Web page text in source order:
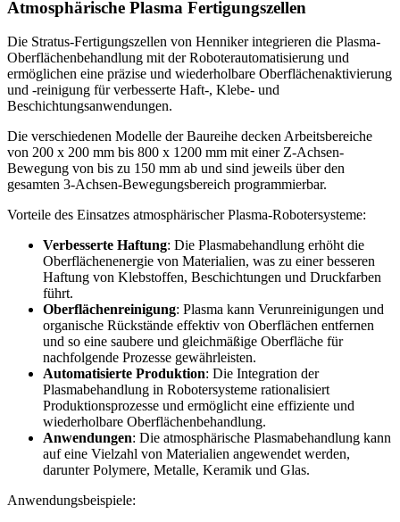
Atmosphärische Plasma Fertigungszellen
Die Stratus-Fertigungszellen von Henniker integrieren die Plasma-
Oberflächenbehandlung mit der Roboterautomatisierung und
ermöglichen eine präzise und wiederholbare Oberflächenaktivierung
und -reinigung für verbesserte Haft-, Klebe- und
Beschichtungsanwendungen.
Die verschiedenen Modelle der Baureihe decken Arbeitsbereiche
von 200 x 200 mm bis 800 x 1200 mm mit einer Z-Achsen-
Bewegung von bis zu 150 mm ab und sind jeweils über den
gesamten 3-Achsen-Bewegungsbereich programmierbar.
Vorteile des Einsatzes atmosphärischer Plasma-Robotersysteme:
Verbesserte Haftung: Die Plasmabehandlung erhöht die
Oberflächenenergie von Materialien, was zu einer besseren
Haftung von Klebstoffen, Beschichtungen und Druckfarben
führt.
Oberflächenreinigung: Plasma kann Verunreinigungen und
organische Rückstände effektiv von Oberflächen entfernen
und so eine saubere und gleichmäßige Oberfläche für
nachfolgende Prozesse gewährleisten.
Automatisierte Produktion: Die Integration der
Plasmabehandlung in Robotersysteme rationalisiert
Produktionsprozesse und ermöglicht eine effiziente und
wiederholbare Oberflächenbehandlung.
Anwendungen: Die atmosphärische Plasmabehandlung kann
auf eine Vielzahl von Materialien angewendet werden,
darunter Polymere, Metalle, Keramik und Glas.
Anwendungsbeispiele: